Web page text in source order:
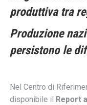
produttiva tra
Produzione
persistono le
Nel Centro di
disponibile il Report